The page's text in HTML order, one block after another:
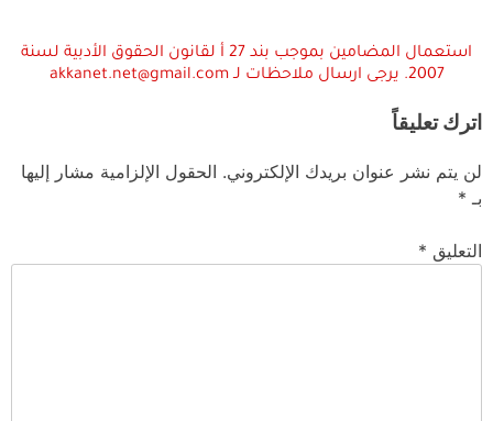
استعمال المضامين بموجب بند 27 أ لقانون الحقوق الأدبية لسنة
2007. يرجى ارسال ملاحظات لـ akkanet.net@gmail.com
اترك تعليقاً
لن يتم نشر عنوان بريدك الإلكتروني. الحقول الإلزامية مشار إليها
بـ *
التعليق *